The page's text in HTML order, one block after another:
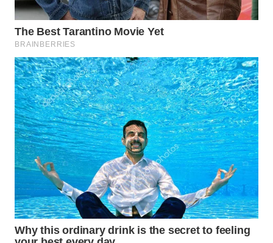
WAHANA
SPORT
WAHANA
UMKM
WAHANA
SELEB
WAHANA
PERSONA
WAHANA
OTOMOTIF